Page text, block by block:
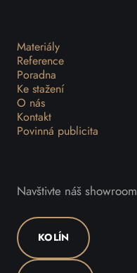
Materiály
Reference
Poradna
Ke stažení
O nás
Kontakt
Povinná publicita
Navštivte náš showroom
KOLÍN